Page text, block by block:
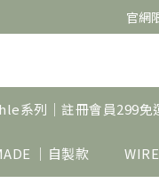
官網
官網
官網
系列｜註冊會員299免
｜自製款